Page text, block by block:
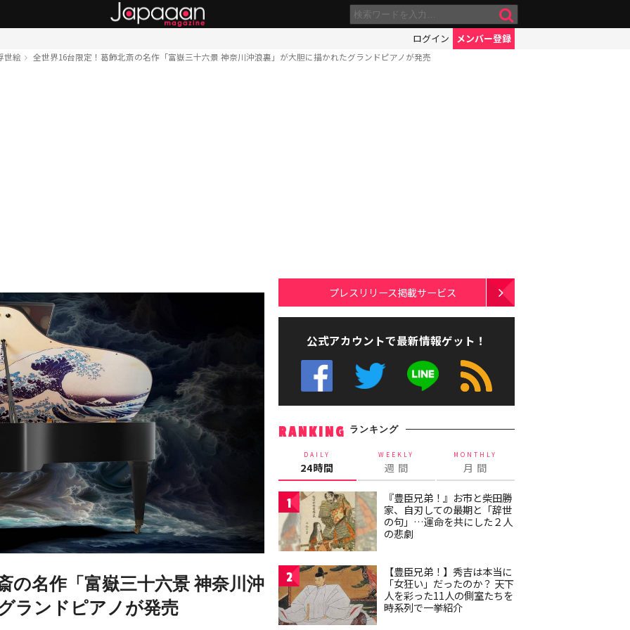
ログイン メンバー登録
世絵 全世界16台限定！葛飾北斎の名作「富嶽三十六景 神奈川沖浪裏」が大胆に描かれたグランドピアノが発売
の名作「富嶽三十六景 神奈川沖
ランドピアノが発売
プレスリリース掲載サービス
公式アカウントで最新情報ゲット！
RANKING ランキング
DAILY
24時間
WEEKLY
週 間
MONTHLY
月 間
1
『豊臣兄弟！』お市と柴田勝
家、自刃しての最期と「辞世
の句」…運命を共にした２人
の悲劇
2
【豊臣兄弟！】秀吉は本当に
「女狂い」だったのか？ 天下
人を彩った11人の側室たちを
時系列で一挙紹介